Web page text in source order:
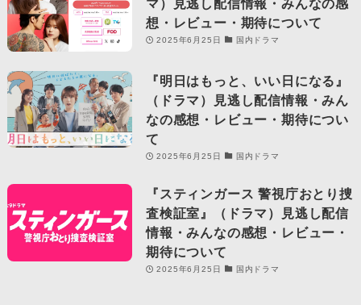
マ）見逃し配信情報・みんなの感
想・レビュー・期待について
2025年6月25日 国内ドラマ
『明日はもっと、いい日になる』
（ドラマ）見逃し配信情報・みん
なの感想・レビュー・期待につい
て
2025年6月25日 国内ドラマ
『スティンガース 警視庁おとり捜
査検証室』（ドラマ）見逃し配信
情報・みんなの感想・レビュー・
期待について
2025年6月25日 国内ドラマ